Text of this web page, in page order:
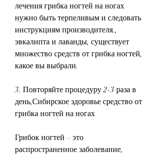
лечения грибка ногтей на ногах
нужно быть терпеливым и следовать
инструкциям производителя.,
эвкалипта и лаванды, существует
множество средств от грибка ногтей,
какое вы выбрали.
3. Повторяйте процедуру 2-3 раза в
день,Сибирское здоровье средство от
грибка ногтей на ногах
Грибок ногтей – это
распространенное заболевание,